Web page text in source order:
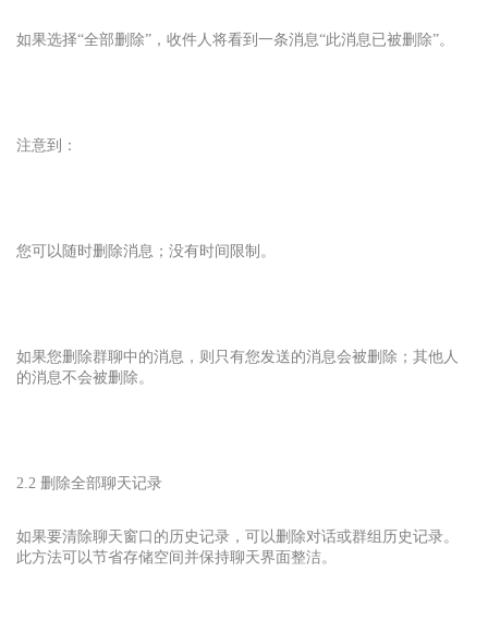
如果选择“全部删除”，收件人将看到一条消息“此消息已被删除”。
注意到：
您可以随时删除消息；没有时间限制。
如果您删除群聊中的消息，则只有您发送的消息会被删除；其他人
的消息不会被删除。
2.2 删除全部聊天记录
如果要清除聊天窗口的历史记录，可以删除对话或群组历史记录。
此方法可以节省存储空间并保持聊天界面整洁。